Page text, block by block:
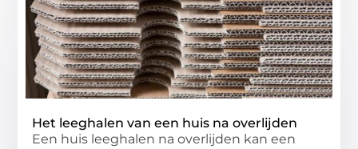
Het leeghalen van een huis na overlijden
Een huis leeghalen na overlijden kan een